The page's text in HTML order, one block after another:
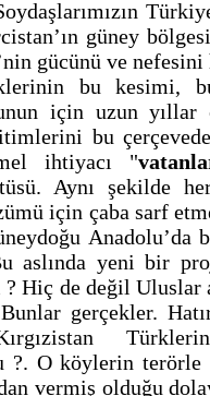
güney
gücünü ve
bu kesimi,
için uzun yıllar
bu
ihtiyacı "
Aynı şekilde
için çaba sarf
aslında yeni bir
Hiç de değil Uluslar
gerçekler.
?. O köylerin
vermiş olduğu